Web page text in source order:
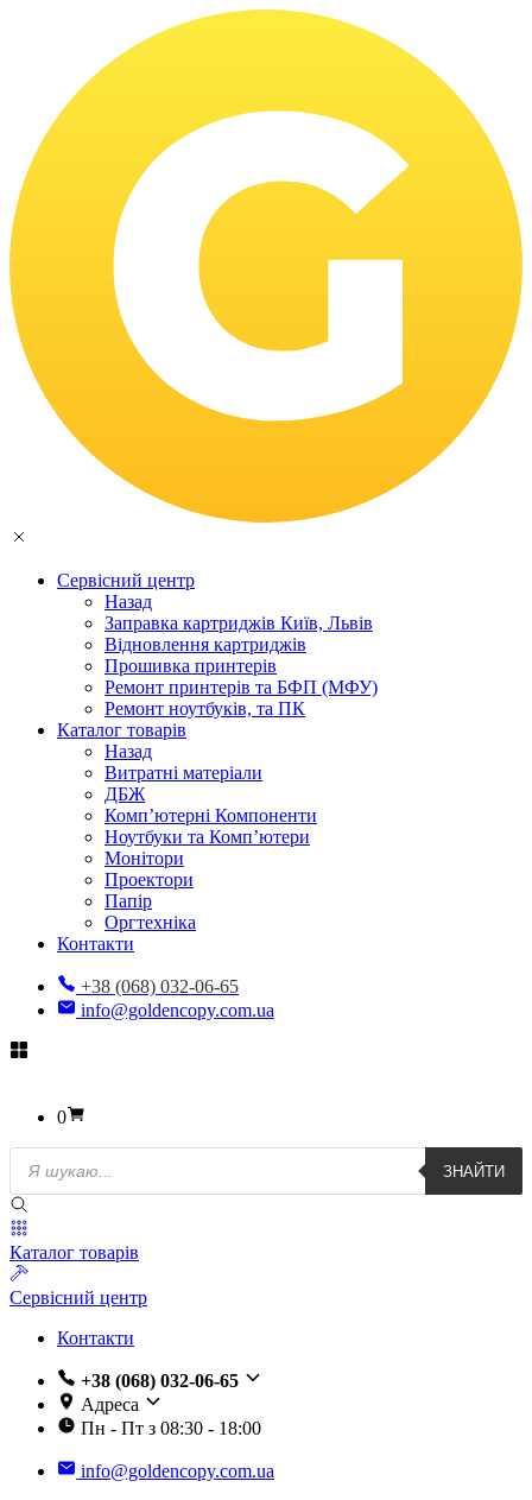
Сервісний центр
Назад
Заправка картриджів Київ, Львів
Відновлення картриджів
Прошивка принтерів
Ремонт принтерів та БФП (МФУ)
Ремонт ноутбуків, та ПК
Каталог товарів
Назад
Витратні матеріали
ДБЖ
Комп’ютерні Компоненти
Ноутбуки та Комп’ютери
Монітори
Проектори
Папір
Оргтехніка
Контакти
+38 (068) 032-06-65
info@goldencopy.com.ua
0
Пошук
товарів
ЗНАЙТИ
Каталог товарів
Сервісний центр
Контакти
+38 (068) 032-06-65
Адреса
Пн - Пт з 08:30 - 18:00
info@goldencopy.com.ua